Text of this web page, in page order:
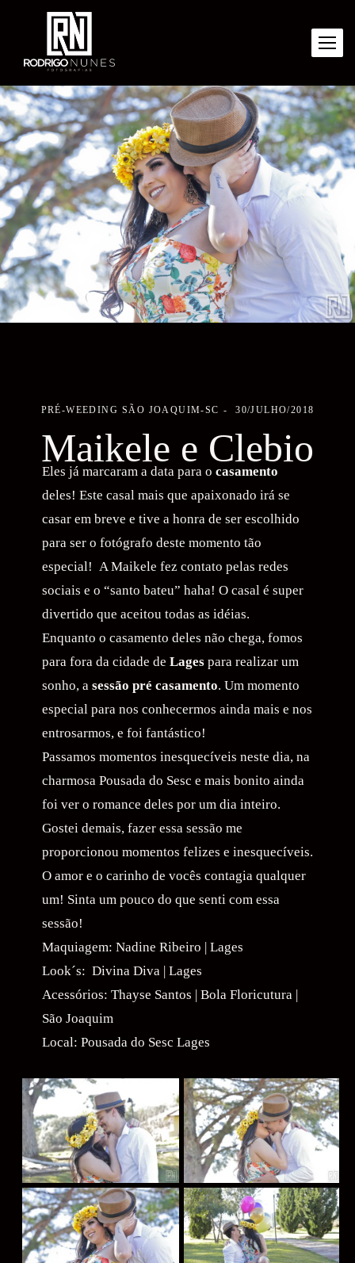
PRÉ-WEEDING SÃO JOAQUIM-SC 30/JULHO/2018
Maikele e Clebio
Eles já marcaram a data para o casamento
deles! Este casal mais que apaixonado irá se
casar em breve e tive a honra de ser escolhido
para ser o fotógrafo deste momento tão
especial! A Maikele fez contato pelas redes
sociais e o “santo bateu” haha! O casal é super
divertido que aceitou todas as idéias.
Enquanto o casamento deles não chega, fomos
para fora da cidade de Lages para realizar um
sonho, a sessão pré casamento. Um momento
especial para nos conhecermos ainda mais e nos
entrosarmos, e foi fantástico!
Passamos momentos inesquecíveis neste dia, na
charmosa Pousada do Sesc e mais bonito ainda
foi ver o romance deles por um dia inteiro.
Gostei demais, fazer essa sessão me
proporcionou momentos felizes e inesquecíveis.
O amor e o carinho de vocês contagia qualquer
um! Sinta um pouco do que senti com essa
sessão!
Maquiagem: Nadine Ribeiro | Lages
Look´s: Divina Diva | Lages
Acessórios: Thayse Santos | Bola Floricutura |
São Joaquim
Local: Pousada do Sesc Lages